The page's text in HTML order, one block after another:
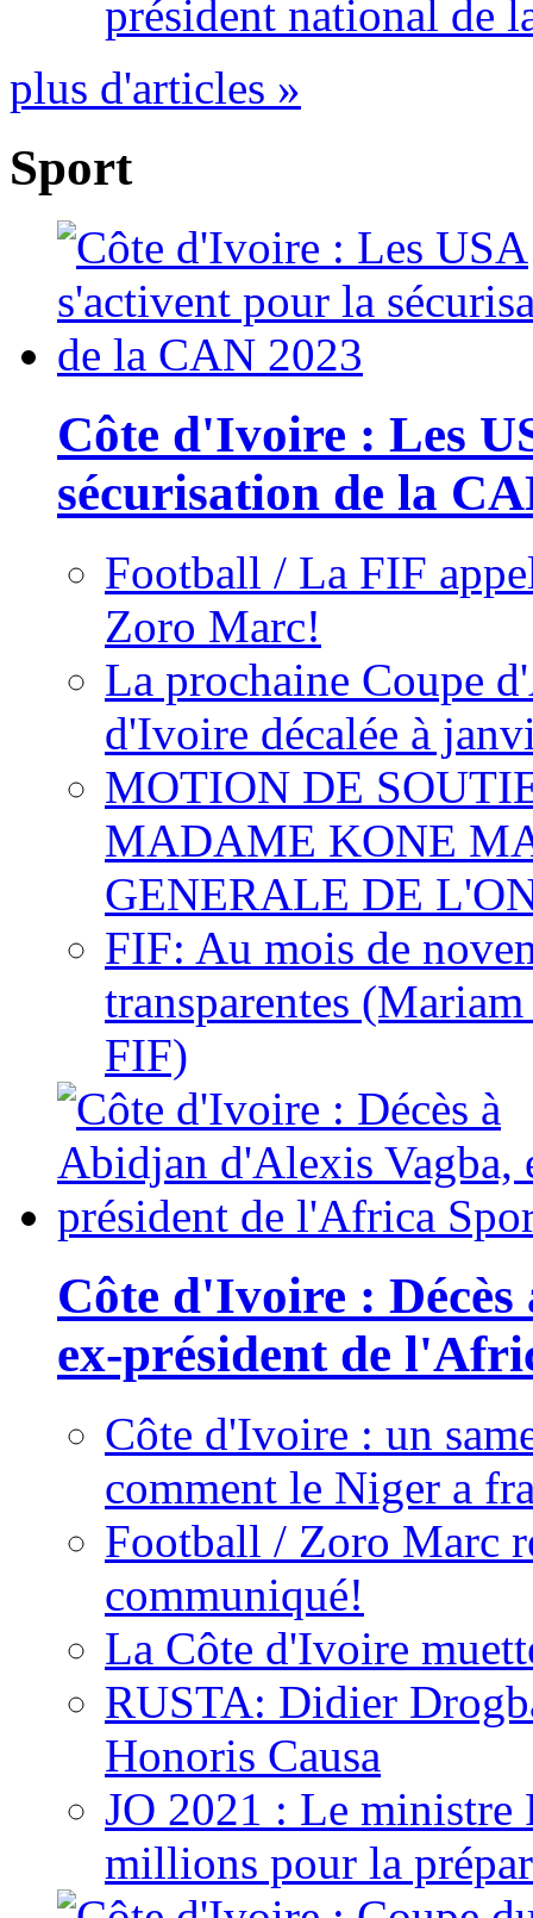
président national de
plus d'articles »
Sport
Côte d'Ivoire : Les
sécurisation de la
Football / La FIF
Zoro Marc!
La prochaine Coupe
d'Ivoire décalée à
MOTION DE
MADAME KONE
GENERALE DE
FIF: Au mois de
transparentes
FIF)
Côte d'Ivoire :
ex-président de
Côte d'Ivoire : un
comment le Niger a
Football / Zoro Marc
communiqué!
La Côte d'Ivoire
RUSTA: Didier
Honoris Causa
JO 2021 : Le ministre
millions pour la